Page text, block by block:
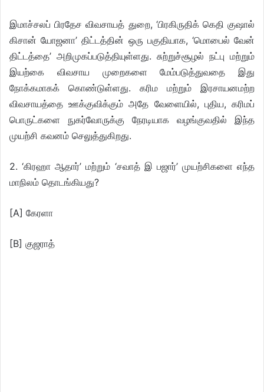
இமாச்சலப் பிரதேச விவசாயத் துறை, ‘பிரகிருதிக் கெதி குஷால்
கிசான் யோஜனா’ திட்டத்தின் ஒரு பகுதியாக, ‘மொபைல் வேன்
திட்டத்தை’ அறிமுகப்படுத்தியுள்ளது. சுற்றுச்சூழல் நட்பு மற்றும்
இயற்கை விவசாய முறைகளை மேம்படுத்துவதை இது
நோக்கமாகக் கொண்டுள்ளது. கரிம மற்றும் இரசாயனமற்ற
விவசாயத்தை ஊக்குவிக்கும் அதே வேளையில், புதிய, கரிமப்
பொருட்களை நுகர்வோருக்கு நேரடியாக வழங்குவதில் இந்த
முயற்சி கவனம் செலுத்துகிறது.
2. ‘கிரஹா ஆதார்’ மற்றும் ‘சவாத் இ பஜார்’ முயற்சிகளை எந்த
மாநிலம் தொடங்கியது?
[A] கேரளா
[B] குஜராத்